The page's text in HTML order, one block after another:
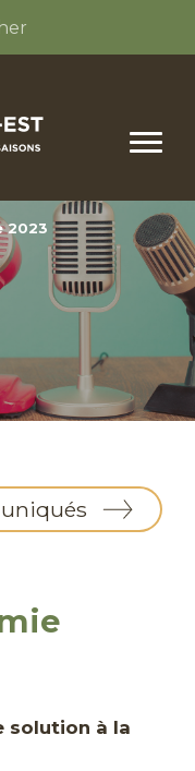
2023
solution à la